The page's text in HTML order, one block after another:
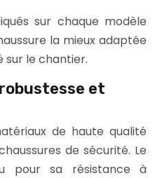
sur chaque modèle
la mieux adaptée
sur le chantier.
et
de haute qualité
de sécurité. Le
pour sa résistance à